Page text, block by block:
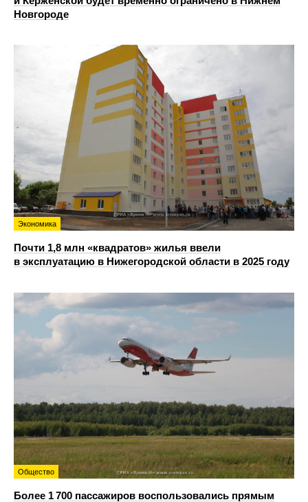
Новгороде
Экономика
Почти 1,8 млн «квадратов» жилья ввели
в эксплуатацию в Нижегородской области в 2025 году
Общество
Более 1 700 пассажиров воспользовались прямым